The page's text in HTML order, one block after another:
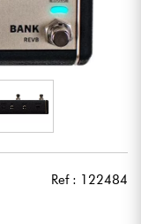
Ref : 122484